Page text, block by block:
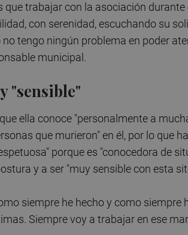
que trabajar con la asociación
con serenidad, escuchando su
no tengo ningún problema en poder
municipal.
"sensible"
ella conoce "personalmente a
que murieron" en él, por lo que
porque es "conocedora de
y a ser "muy sensible con esta
siempre he hecho y como
Siempre voy a trabajar en ese